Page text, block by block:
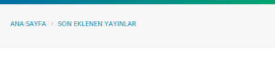
ANA SAYFA SON EKLENEN YAYINLAR